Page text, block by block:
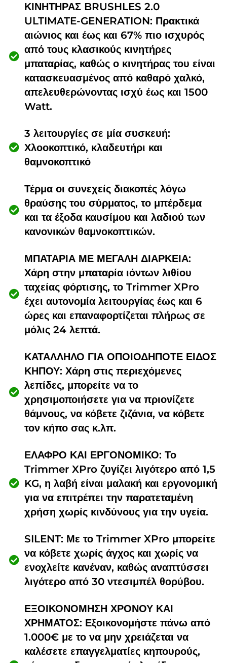
ΚΙΝΗΤΗΡΑΣ BRUSHLES 2.0
ULTIMATE-GENERATION: Πρακτικά
αιώνιος και έως και 67% πιο ισχυρός
από τους κλασικούς κινητήρες
μπαταρίας, καθώς ο κινητήρας του είναι
κατασκευασμένος από καθαρό χαλκό,
απελευθερώνοντας ισχύ έως και 1500
Watt.
3 λειτουργίες σε μία συσκευή:
Χλοοκοπτικό, κλαδευτήρι και
θαμνοκοπτικό
Τέρμα οι συνεχείς διακοπές λόγω
θραύσης του σύρματος, το μπέρδεμα
και τα έξοδα καυσίμου και λαδιού των
κανονικών θαμνοκοπτικών.
ΜΠΑΤΑΡΙΑ ΜΕ ΜΕΓΑΛΗ ΔΙΑΡΚΕΙΑ:
Χάρη στην μπαταρία ιόντων λιθίου
ταχείας φόρτισης, το Trimmer XPro
έχει αυτονομία λειτουργίας έως και 6
ώρες και επαναφορτίζεται πλήρως σε
μόλις 24 λεπτά.
ΚΑΤΑΛΛΗΛΟ ΓΙΑ ΟΠΟΙΟΔΗΠΟΤΕ ΕΙΔΟΣ
ΚΗΠΟΥ: Χάρη στις περιεχόμενες
λεπίδες, μπορείτε να το
χρησιμοποιήσετε για να πριονίζετε
θάμνους, να κόβετε ζιζάνια, να κόβετε
τον κήπο σας κ.λπ.
ΕΛΑΦΡΟ ΚΑΙ ΕΡΓΟΝΟΜΙΚΟ: Το
Trimmer XPro ζυγίζει λιγότερο από 1,5
KG, η λαβή είναι μαλακή και εργονομική
για να επιτρέπει την παρατεταμένη
χρήση χωρίς κινδύνους για την υγεία.
SILENT: Με το Trimmer XPro μπορείτε
να κόβετε χωρίς άγχος και χωρίς να
ενοχλείτε κανέναν, καθώς αναπτύσσει
λιγότερο από 30 ντεσιμπέλ θορύβου.
ΕΞΟΙΚΟΝΟΜΗΣΗ ΧΡΟΝΟΥ ΚΑΙ
ΧΡΗΜΑΤΟΣ: Εξοικονομήστε πάνω από
1.000€ με το να μην χρειάζεται να
καλέσετε επαγγελματίες κηπουρούς,